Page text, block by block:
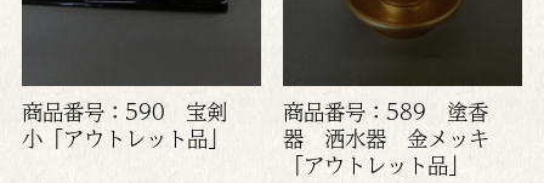
商品番号：590 宝剣
小「アウトレット品」
商品番号：589 塗香
器 洒水器 金メッキ
「アウトレット品」